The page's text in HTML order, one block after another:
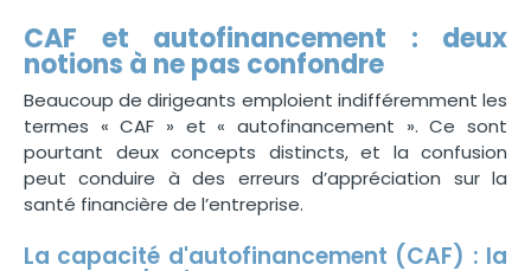
CAF et autofinancement : deux
notions à ne pas confondre
Beaucoup de dirigeants emploient indifféremment les
termes « CAF » et « autofinancement ». Ce sont
pourtant deux concepts distincts, et la confusion
peut conduire à des erreurs d’appréciation sur la
santé financière de l’entreprise.
La capacité d'autofinancement (CAF) : la